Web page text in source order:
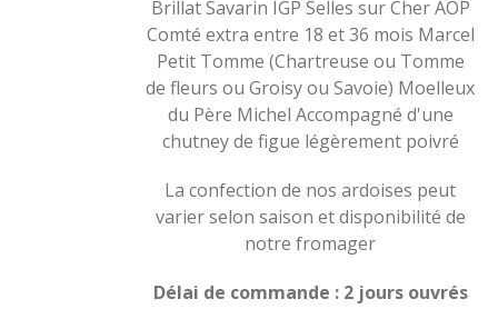
Brillat Savarin IGP Selles sur Cher AOP
Comté extra entre 18 et 36 mois Marcel
Petit Tomme (Chartreuse ou Tomme
de fleurs ou Groisy ou Savoie) Moelleux
du Père Michel Accompagné d'une
chutney de figue légèrement poivré
La confection de nos ardoises peut
varier selon saison et disponibilité de
notre fromager
Délai de commande : 2 jours ouvrés